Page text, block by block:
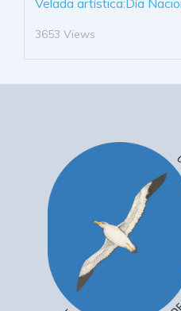
Velada artística:Día
3653 Views